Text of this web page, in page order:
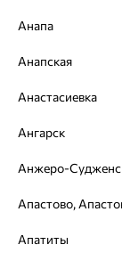
Цвет вставки:
Характеристика
ЦВЕТ
Доставка и оплата
Анапа
Анапская
Анастасиевка
Ангарск
Анжеро-
Апатиты